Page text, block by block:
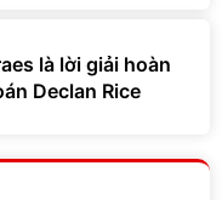
là lời giải hoàn
Declan Rice